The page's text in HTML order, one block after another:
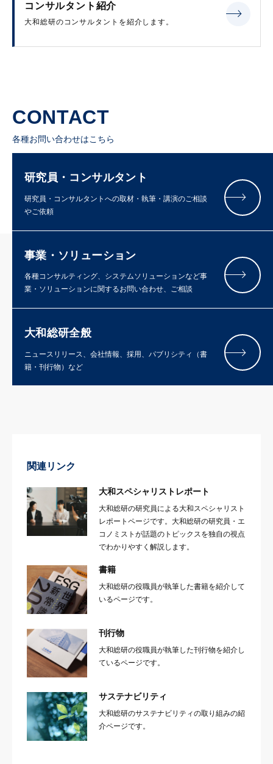
コンサルタント紹介
大和総研のコンサルタントを紹介します。
CONTACT
各種お問い合わせはこちら
研究員・コンサルタント
研究員・コンサルタントへの取材・執筆・講演のご相談
やご依頼
事業・ソリューション
各種コンサルティング、システムソリューションなど事
業・ソリューションに関するお問い合わせ、ご相談
大和総研全般
ニュースリリース、会社情報、採用、パブリシティ（書
籍・刊行物）など
関連リンク
大和スペシャリストレポート
大和総研の研究員による大和スペシャリスト
レポートページです。大和総研の研究員・エ
コノミストが話題のトピックスを独自の視点
でわかりやすく解説します。
書籍
大和総研の役職員が執筆した書籍を紹介して
いるページです。
刊行物
大和総研の役職員が執筆した刊行物を紹介し
ているページです。
サステナビリティ
大和総研のサステナビリティの取り組みの紹
介ページです。